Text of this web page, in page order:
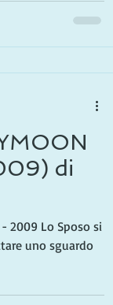
di
- 2009 Lo Sposo si
uno sguardo